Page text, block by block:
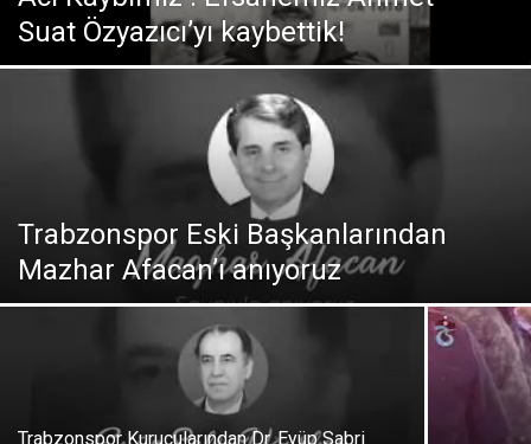
Suat Özyazıcı’yı kaybettik!
Trabzonspor Eski Başkanlarından
Mazhar Afacan’ı anıyoruz
Trabzonspor Kurucularından Dr. Eyüp Sabri